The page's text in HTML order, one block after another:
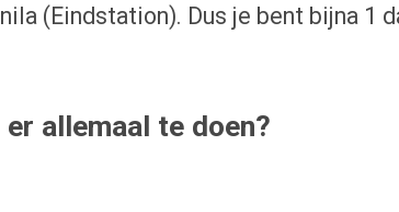
(Eindstation). Dus je bent bijna 1
allemaal te doen?